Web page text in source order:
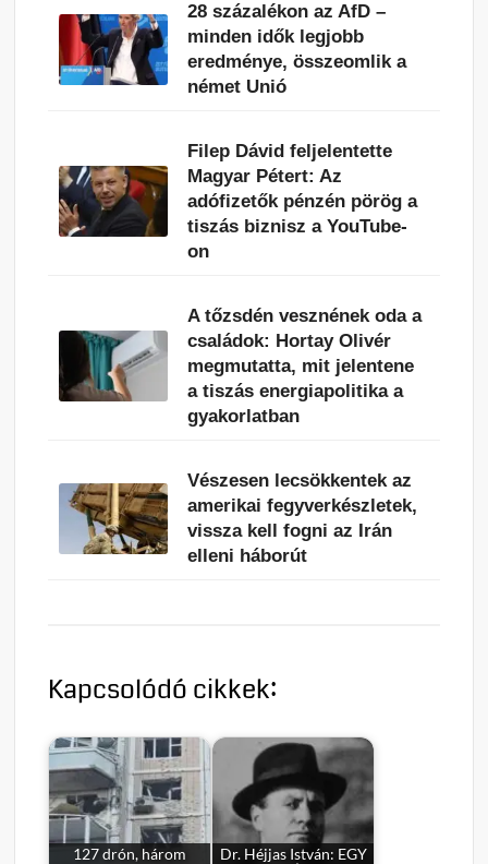
28 százalékon az AfD –
minden idők legjobb
eredménye, összeomlik a
német Unió
Filep Dávid feljelentette
Magyar Pétert: Az
adófizetők pénzén pörög a
tiszás biznisz a YouTube-
on
A tőzsdén vesznének oda a
családok: Hortay Olivér
megmutatta, mit jelentene
a tiszás energiapolitika a
gyakorlatban
Vészesen lecsökkentek az
amerikai fegyverkészletek,
vissza kell fogni az Irán
elleni háborút
Kapcsolódó cikkek:
127 drón, három
Dr. Héjjas István: EGY